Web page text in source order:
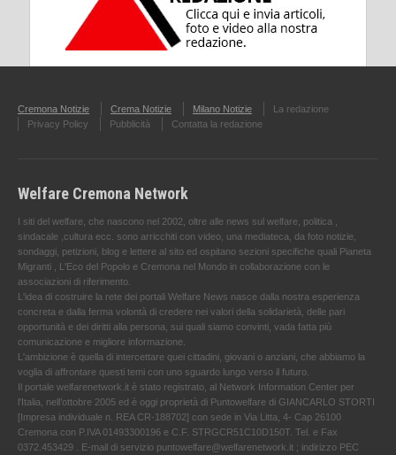
Cremona Notizie Crema Notizie Milano Notizie
La redazione
Privacy Policy
Pubblicità Contatta la redazione
Welfare Cremona Network
I siti del welfare, che nascono nel 2002, oltre alle news sul welfare, politica ,
sindacale ,cultura ecc. sono arricchiti con video, una mediateca, da foto notizie,
sondaggi, petizioni, blog e lettere al sito ed ospitano sezioni specifiche quali Pianeta
Migranti , L'Eco del Popolo e Cremona nel Mondo in collaborazione con le
associazioni di riferimento.
L'idea di costruire la rete dei portali Welfare News nasce dalla nostra esperienza
concreta e dalla ferma volontà di credere nei valori della solidarietà, delle pari
opportunità e dei diritti alla persona, sui quali siamo convinti, vada fatta più
comunicazione e migliore informazione.
L'ambizione è quella di intercettare quei cittadini, giovani o anziani, che abbiamo la
voglia di affrontare questi temi con uno sguardo lungo verso il futuro.
Il portale welfarenetwork.it è stato registrato, al Network Information Center per
l'Italia, nell’ottobre 2005 ed è oggi proprietà di Puntowelfare di GIANCARLO STORTI
[Impresa individuale n. REA CR-188702] con sede in Via Litta, 4- Cap 26100
Cremona con P.IVA 01493300196 e C.F. STRGCR51C10D150T. Tel. e Fax
0372.453429 . E-mail di servizio puntowelfare@welfarenetwork.it ; indirizzo PEC